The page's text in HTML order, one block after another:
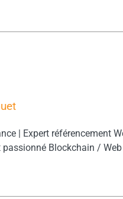
| Expert référencement
passionné Blockchain /